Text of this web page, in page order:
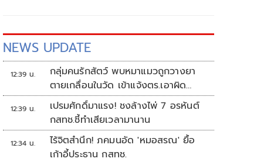
NEWS UPDATE
12:39 น.
กลุ่มคนรักสัตว์ พบหมาแมวถูกวางยา
ตายเกลื่อนในวัด เข้าแจ้งตร.เอาผิด
ทารุณสัตว์
12:39 น.
เปรมศักดิ์มาแรง! ชงล้างไพ่ 7 อรหันต์
กสทช.ชี้ทำเสียเวลามานาน
12:34 น.
ไร้จิตสำนึก! ภคมนอัด 'หมอสรณ' ยื้อ
เก้าอี้ประธาน กสทช.